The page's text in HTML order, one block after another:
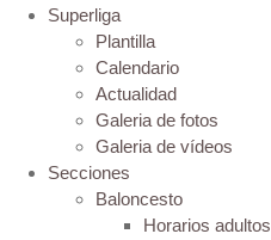
Superliga
Plantilla
Calendario
Actualidad
Galeria de fotos
Galeria de vídeos
Secciones
Baloncesto
Horarios adultos